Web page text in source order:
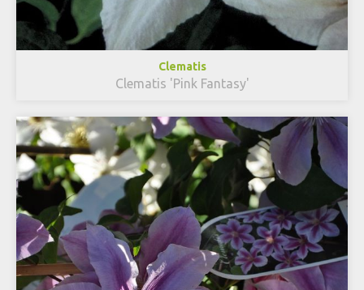
Clematis
Clematis 'Pink Fantasy'